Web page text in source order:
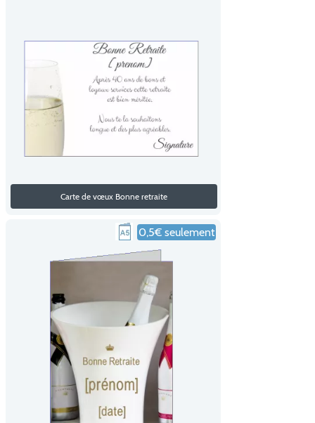
Carte de vœux Bonne retraite
0,5€ seulement